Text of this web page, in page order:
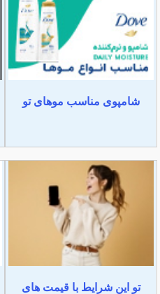
شامپوی مناسب موهای تو
تو این شرایط با قیمت های